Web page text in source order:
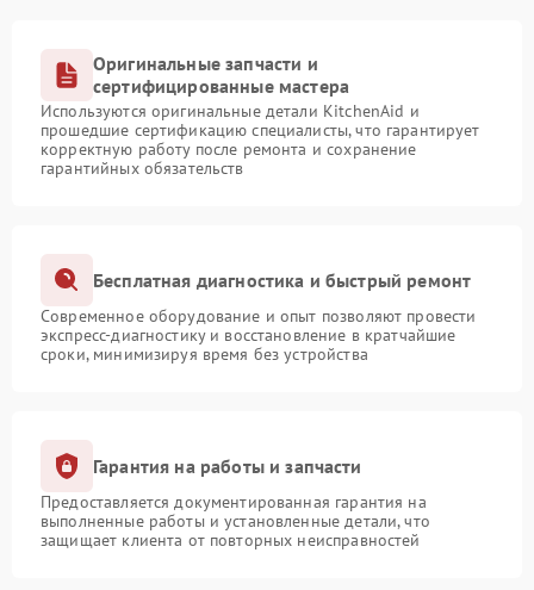
Оригинальные запчасти и
сертифицированные мастера
Используются оригинальные детали KitchenAid и
прошедшие сертификацию специалисты, что гарантирует
корректную работу после ремонта и сохранение
гарантийных обязательств
Бесплатная диагностика и быстрый ремонт
Современное оборудование и опыт позволяют провести
экспресс-диагностику и восстановление в кратчайшие
сроки, минимизируя время без устройства
Гарантия на работы и запчасти
Предоставляется документированная гарантия на
выполненные работы и установленные детали, что
защищает клиента от повторных неисправностей